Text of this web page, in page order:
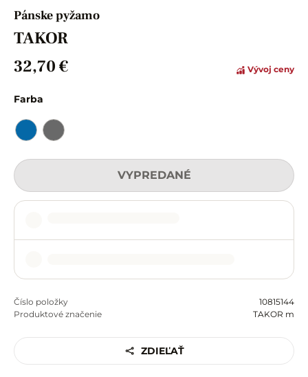
Pánske pyžamo
TAKOR
32,70 €
Vývoj ceny
Farba
VYPREDANÉ
Číslo položky
10815144
Produktové značenie
TAKOR m
ZDIEĽAŤ